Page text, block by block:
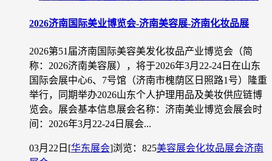
2026济南国际美业博览会-济南美容展-济南化妆品展
2026第51届济南国际美容美发化妆品产业博览会（简
称：2026济南美容展），将于2026年3月22-24日在山东
国际会展中心6、7号馆（济南市槐荫区日照路1号）隆重
举行，同期举办2026山东个人护理用品及美妆供应链博
览会。展会基本信息展会名称：济南美业博览会展会时
间：2026年3月22-24日展会...
03月22日 [华东展会]浏览：825美容展会化妆品展会济南